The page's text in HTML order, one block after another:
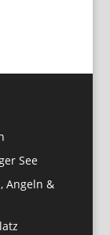
See
Angeln &